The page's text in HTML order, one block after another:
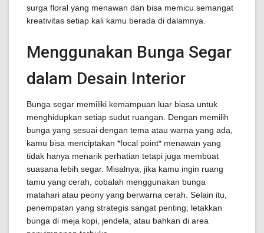
surga floral yang menawan dan bisa memicu semangat
kreativitas setiap kali kamu berada di dalamnya.
Menggunakan Bunga Segar
dalam Desain Interior
Bunga segar memiliki kemampuan luar biasa untuk
menghidupkan setiap sudut ruangan. Dengan memilih
bunga yang sesuai dengan tema atau warna yang ada,
kamu bisa menciptakan *focal point* menawan yang
tidak hanya menarik perhatian tetapi juga membuat
suasana lebih segar. Misalnya, jika kamu ingin ruang
tamu yang cerah, cobalah menggunakan bunga
matahari atau peony yang berwarna cerah. Selain itu,
penempatan yang strategis sangat penting; letakkan
bunga di meja kopi, jendela, atau bahkan di area